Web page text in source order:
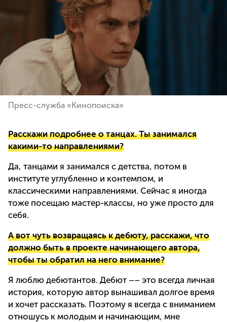
Пресс-служба «Кинопоиска»
Расскажи подробнее о танцах. Ты занимался
какими-то направлениями?
Да, танцами я занимался с детства, потом в
институте углубленно и контемпом, и
классическими направлениями. Сейчас я иногда
тоже посещаю мастер-классы, но уже просто для
себя.
А вот чуть возвращаясь к дебюту, расскажи, что
должно быть в проекте начинающего автора,
чтобы ты обратил на него внимание?
Я люблю дебютантов. Дебют –– это всегда личная
история, которую автор вынашивал долгое время
и хочет рассказать. Поэтому я всегда с вниманием
отношусь к молодым и начинающим, мне